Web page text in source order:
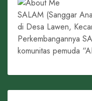
SALAM (Sanggar
di Desa Lawen,
Perkembangannya
komunitas pemuda